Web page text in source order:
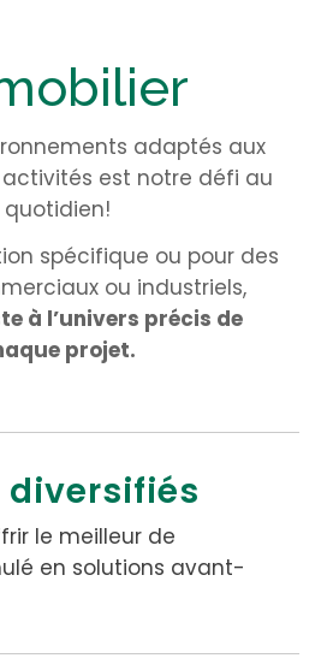
adaptés aux
est notre défi au
quotidien!
spécifique ou pour des
ou industriels,
à l’univers précis de
projet.
le meilleur de
en solutions avant-